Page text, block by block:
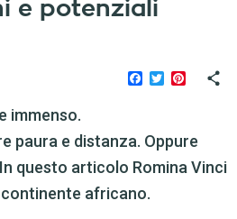
e potenziali
Facebook
TwitterPinterest
immenso.
paura e distanza. Oppure
questo articolo Romina Vinci
africano.